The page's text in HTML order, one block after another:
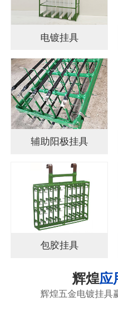
电镀挂具
辅助阳极挂具
包胶挂具
辉煌应
辉煌五金电镀挂具